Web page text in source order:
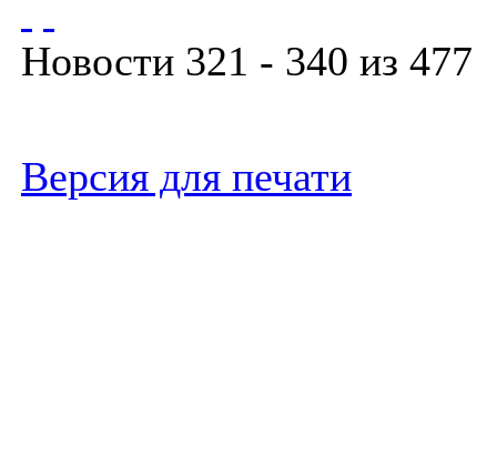
Новости 321 - 340 из 477
Версия для печати